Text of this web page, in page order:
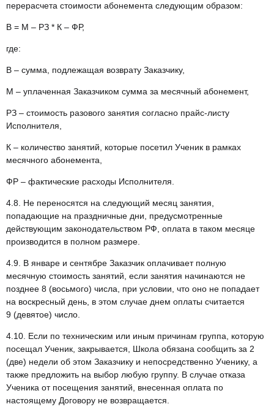
перерасчета стоимости абонемента следующим образом:
В = М – РЗ * К – ФР,
где:
В – сумма, подлежащая возврату Заказчику,
М – уплаченная Заказчиком сумма за месячный абонемент,
РЗ – стоимость разового занятия согласно прайс-листу
Исполнителя,
К – количество занятий, которые посетил Ученик в рамках
месячного абонемента,
ФР – фактические расходы Исполнителя.
4.8. Не переносятся на следующий месяц занятия,
попадающие на праздничные дни, предусмотренные
действующим законодательством РФ, оплата в таком месяце
производится в полном размере.
4.9. В январе и сентябре Заказчик оплачивает полную
месячную стоимость занятий, если занятия начинаются не
позднее 8 (восьмого) числа, при условии, что оно не попадает
на воскресный день, в этом случае днем оплаты считается
9 (девятое) число.
4.10. Если по техническим или иным причинам группа, которую
посещал Ученик, закрывается, Школа обязана сообщить за 2
(две) недели об этом Заказчику и непосредственно Ученику, а
также предложить на выбор любую группу. В случае отказа
Ученика от посещения занятий, внесенная оплата по
настоящему Договору не возвращается.